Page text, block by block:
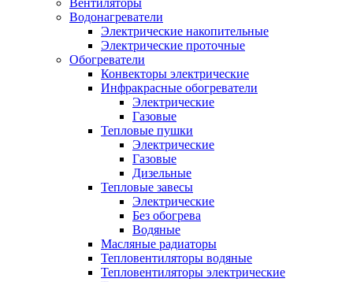
Вентиляторы
Водонагреватели
Электрические накопительные
Электрические проточные
Обогреватели
Конвекторы электрические
Инфракрасные обогреватели
Электрические
Газовые
Тепловые пушки
Электрические
Газовые
Дизельные
Тепловые завесы
Электрические
Без обогрева
Водяные
Масляные радиаторы
Тепловентиляторы водяные
Тепловентиляторы электрические